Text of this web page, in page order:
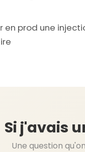
en prod une
Si j'avais
Une question